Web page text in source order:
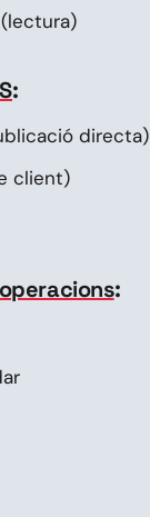
:
directa)
client)
: